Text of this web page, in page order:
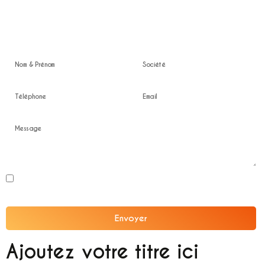
Envoyer
Ajoutez votre titre ici